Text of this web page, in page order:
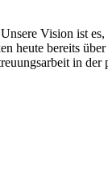
Vision ist
heute bereits
in der